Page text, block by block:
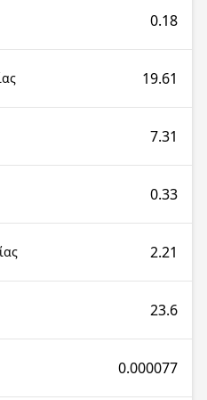
0.18
19.61
7.31
0.33
2.21
23.6
0.000077